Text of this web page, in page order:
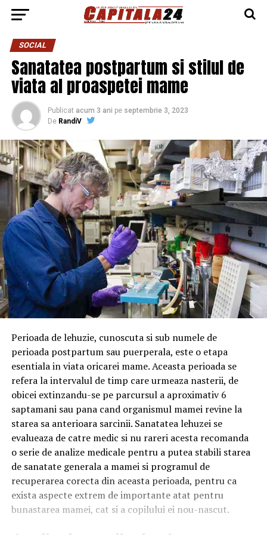
SOCIAL
Sanatatea postpartum si stilul de
viata al proaspetei mame
Publicat acum 3 ani pe septembrie 3, 2023
De RandiV
Perioada de lehuzie, cunoscuta si sub numele de
perioada postpartum sau puerperala, este o etapa
esentiala in viata oricarei mame. Aceasta perioada se
refera la intervalul de timp care urmeaza nasterii, de
obicei extinzandu-se pe parcursul a aproximativ 6
saptamani sau pana cand organismul mamei revine la
starea sa anterioara sarcinii. Sanatatea lehuzei se
evalueaza de catre medic si nu rareri acesta recomanda
o serie de analize medicale pentru a putea stabili starea
de sanatate generala a mamei si programul de
recuperarea corecta din aceasta perioada, pentru ca
exista aspecte extrem de importante atat pentru
bunastarea mamei, cat si a copilului ei nou-nascut.